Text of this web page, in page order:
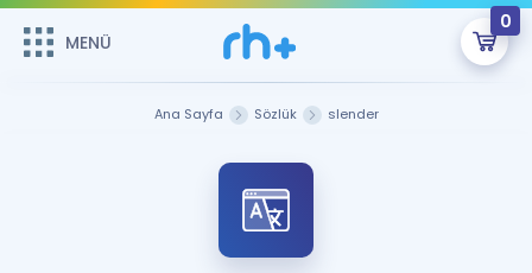
MENÜ
0
Sepetin Şu An Boş.
Remzi Hoca ile seni sınava hazırlayacak onlarca eğitim seni
bekliyor!
MENÜ
Ana Sayfa Sözlük slender